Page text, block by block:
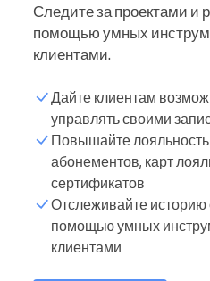
Следите за проектами и
помощью умных
клиентами.
Дайте клиентам
управлять своими
Повышайте
абонементов, карт
сертификатов
Отслеживайте
помощью умных
клиентами